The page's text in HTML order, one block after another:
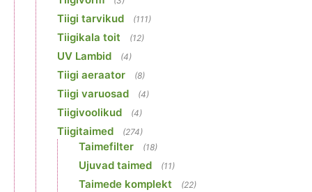
Tiigi tarvikud (111)
Tiigikala toit (12)
UV Lambid (4)
Tiigi aeraator (8)
Tiigi varuosad (4)
Tiigivoolikud (4)
Tiigitaimed (274)
Taimefilter (18)
Ujuvad taimed (11)
Taimede komplekt (22)